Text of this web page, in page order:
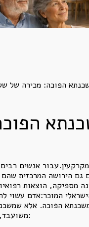
הפוכה: מכירה של
אנשים
גם הירושה המרכזית
מספיקה, הוצאות
המוכר:אדם עשוי
הפוכה. אלא
משועבד, וחלק הולך וגדל משווי הדירה עלול להישחק לטובת הגוף המממן.תוכנית ויאז'ה מציעה לחשוב אחרת: